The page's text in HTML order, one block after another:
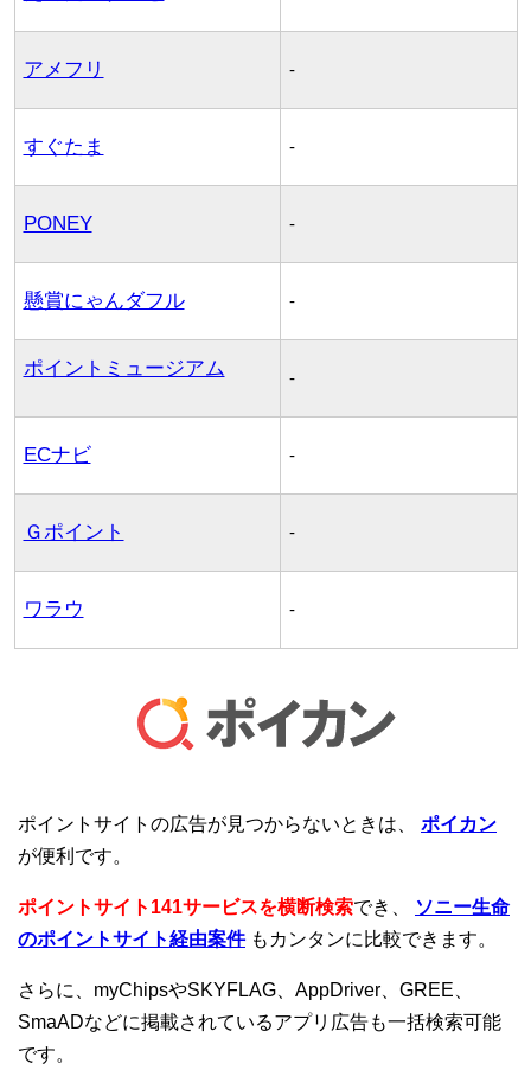
アメフリ -
すぐたま -
PONEY -
懸賞にゃんダフル -
ポイントミュージアム -
ECナビ -
Ｇポイント -
ワラウ -
ポイントサイトの広告が見つからないときは、 ポイカン
が便利です。
ポイントサイト141サービスを横断検索でき、
ソニー生命
のポイントサイト経由案件もカンタンに比較できます。
さらに、myChipsやSKYFLAG、AppDriver、GREE、
SmaADなどに掲載されているアプリ広告も一括検索可能
です。